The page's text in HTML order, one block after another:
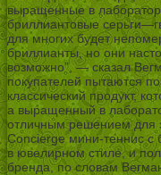
выращенные в
бриллиантовые
для многих будет
бриллианты, но они
возможно”, — сказал
покупателей пытаются
классический продукт,
а выращенный в
отличным решением для
Concierge мини-теннис с
в ювелирном стиле, и
бренда, по словам